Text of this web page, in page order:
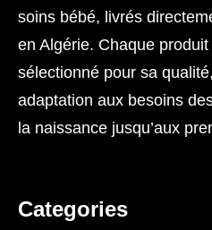
soins bébé, livrés
en Algérie. Chaque
sélectionné pour sa
adaptation aux besoins
la naissance jusqu’aux
Categories